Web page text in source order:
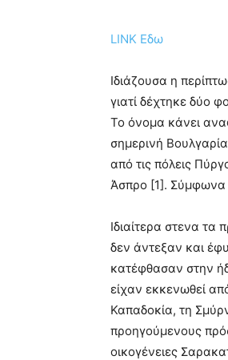
LINK Eδω
Iδιάζουσα η
γιατί δέχτηκε δύο
Το όνομα κάνει
σημερινή
από τις πόλεις
Άσπρο [1]. Σύμφωνα
Ιδιαίτερα στενα
δεν άντεξαν και
κατέφθασαν στην
είχαν εκκενωθεί
Καπαδοκία, τη
προηγούμενους
οικογένειες